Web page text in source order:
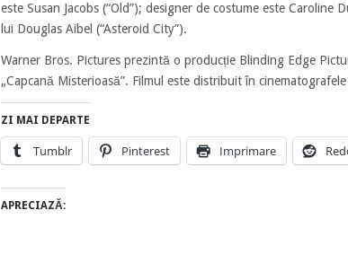
este Susan Jacobs (“Old”); designer de costume este Caroline
lui Douglas Aibel (“Asteroid City”).
Warner Bros. Pictures prezintă o producție Blinding Edge
„Capcană Misterioasă”. Filmul este distribuit în
ZI MAI DEPARTE
Tumblr Pinterest Imprimare
APRECIAZĂ: